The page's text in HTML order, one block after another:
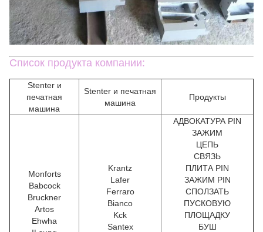
Список продукта компании:
Stenter и
печатная
машина
Stenter и печатная
машина
Продукты
Monforts
Babcock
Bruckner
Artos
Ehwha
Krantz
Lafer
Ferraro
Bianco
Kck
Santex
АДВОКАТУРА PIN
ЗАЖИМ
ЦЕПЬ
СВЯЗЬ
ПЛИТА PIN
ЗАЖИМ PIN
СПОЛЗАТЬ
ПУСКОВУЮ
ПЛОЩАДКУ
БУШ